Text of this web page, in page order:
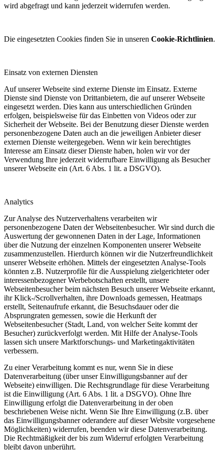
wird abgefragt und kann jederzeit widerrufen werden.
Die eingesetzten Cookies finden Sie in unseren Cookie-Richtlinien.
Einsatz von externen Diensten
Auf unserer Webseite sind externe Dienste im Einsatz. Externe
Dienste sind Dienste von Drittanbietern, die auf unserer Webseite
eingesetzt werden. Dies kann aus unterschiedlichen Gründen
erfolgen, beispielsweise für das Einbetten von Videos oder zur
Sicherheit der Webseite. Bei der Benutzung dieser Dienste werden
personenbezogene Daten auch an die jeweiligen Anbieter dieser
externen Dienste weitergegeben. Wenn wir kein berechtigtes
Interesse am Einsatz dieser Dienste haben, holen wir vor der
Verwendung Ihre jederzeit widerrufbare Einwilligung als Besucher
unserer Webseite ein (Art. 6 Abs. 1 lit. a DSGVO).
Analytics
Zur Analyse des Nutzerverhaltens verarbeiten wir
personenbezogene Daten der Webseitenbesucher. Wir sind durch die
Auswertung der gewonnenen Daten in der Lage, Informationen
über die Nutzung der einzelnen Komponenten unserer Webseite
zusammenzustellen. Hierdurch können wir die Nutzerfreundlichkeit
unserer Webseite erhöhen. Mittels der eingesetzten Analyse-Tools
könnten z.B. Nutzerprofile für die Ausspielung zielgerichteter oder
interessenbezogener Werbebotschaften erstellt, unsere
Webseitenbesucher beim nächsten Besuch unserer Webseite erkannt,
ihr Klick-/Scrollverhalten, ihre Downloads gemessen, Heatmaps
erstellt, Seitenaufrufe erkannt, die Besuchsdauer oder die
Absprungraten gemessen, sowie die Herkunft der
Webseitenbesucher (Stadt, Land, von welcher Seite kommt der
Besucher) zurückverfolgt werden. Mit Hilfe der Analyse-Tools
lassen sich unsere Marktforschungs- und Marketingaktivitäten
verbessern.
Zu einer Verarbeitung kommt es nur, wenn Sie in diese
Datenverarbeitung (über unser Einwilligungsbanner auf der
Webseite) einwilligen. Die Rechtsgrundlage für diese Verarbeitung
ist die Einwilligung (Art. 6 Abs. 1 lit. a DSGVO). Ohne Ihre
Einwilligung erfolgt die Datenverarbeitung in der oben
beschriebenen Weise nicht. Wenn Sie Ihre Einwilligung (z.B. über
das Einwilligungsbanner oderandere auf dieser Website vorgesehene
Möglichkeiten) widerrufen, beenden wir diese Datenverarbeitung.
Die Rechtmäßigkeit der bis zum Widerruf erfolgten Verarbeitung
bleibt davon unberührt.